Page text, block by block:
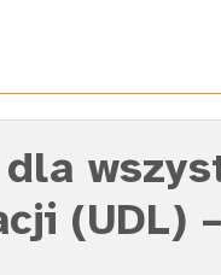
(UDL)